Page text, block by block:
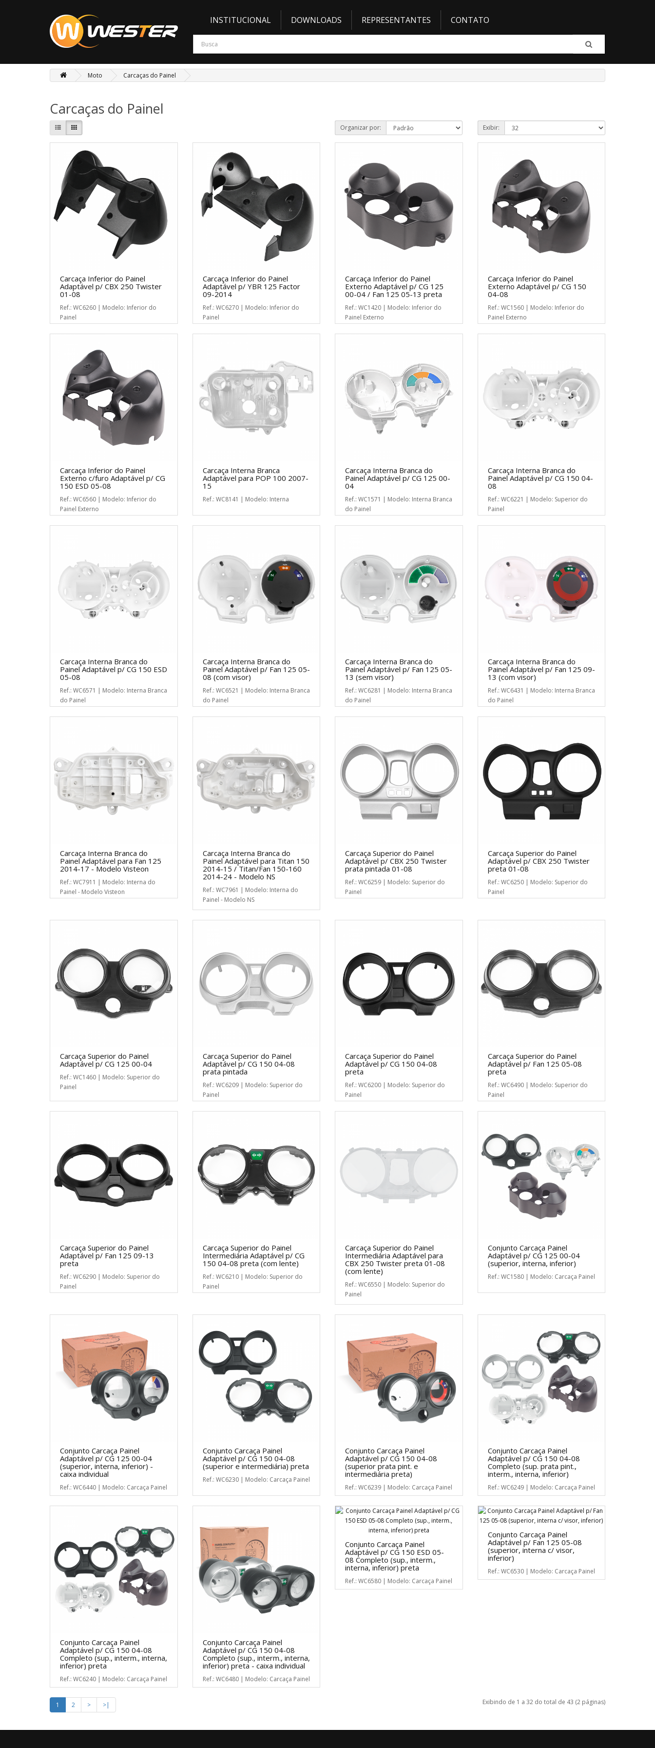
INSTITUCIONAL DOWNLOADS REPRESENTANTES CONTATO
Moto Carcaças do Painel
Carcaças do Painel
Organizar por: Exibir:
Carcaça Inferior do Painel
Adaptável p/ CBX 250 Twister
01-08
Ref.: WC6260 | Modelo: Inferior do
Painel
Carcaça Inferior do Painel
Adaptável p/ YBR 125 Factor
09-2014
Ref.: WC6270 | Modelo: Inferior do
Painel
Carcaça Inferior do Painel
Externo Adaptável p/ CG 125
00-04 / Fan 125 05-13 preta
Ref.: WC1420 | Modelo: Inferior do
Painel Externo
Carcaça Inferior do Painel
Externo Adaptável p/ CG 150
04-08
Ref.: WC1560 | Modelo: Inferior do
Painel Externo
Carcaça Inferior do Painel
Externo c/furo Adaptável p/ CG
150 ESD 05-08
Ref.: WC6560 | Modelo: Inferior do
Painel Externo
Carcaça Interna Branca
Adaptável para POP 100 2007-
15
Ref.: WC8141 | Modelo: Interna
Carcaça Interna Branca do
Painel Adaptável p/ CG 125 00-
04
Ref.: WC1571 | Modelo: Interna Branca
do Painel
Carcaça Interna Branca do
Painel Adaptável p/ CG 150 04-
08
Ref.: WC6221 | Modelo: Superior do
Painel
Carcaça Interna Branca do
Painel Adaptável p/ CG 150 ESD
05-08
Ref.: WC6571 | Modelo: Interna Branca
do Painel
Carcaça Interna Branca do
Painel Adaptável p/ Fan 125 05-
08 (com visor)
Ref.: WC6521 | Modelo: Interna Branca
do Painel
Carcaça Interna Branca do
Painel Adaptável p/ Fan 125 05-
13 (sem visor)
Ref.: WC6281 | Modelo: Interna Branca
do Painel
Carcaça Interna Branca do
Painel Adaptável p/ Fan 125 09-
13 (com visor)
Ref.: WC6431 | Modelo: Interna Branca
do Painel
Carcaça Interna Branca do
Painel Adaptável para Fan 125
2014-17 - Modelo Visteon
Ref.: WC7911 | Modelo: Interna do
Painel - Modelo Visteon
Carcaça Interna Branca do
Painel Adaptável para Titan 150
2014-15 / Titan/Fan 150-160
2014-24 - Modelo NS
Ref.: WC7961 | Modelo: Interna do
Painel - Modelo NS
Carcaça Superior do Painel
Adaptável p/ CBX 250 Twister
prata pintada 01-08
Ref.: WC6259 | Modelo: Superior do
Painel
Carcaça Superior do Painel
Adaptável p/ CBX 250 Twister
preta 01-08
Ref.: WC6250 | Modelo: Superior do
Painel
Carcaça Superior do Painel
Adaptável p/ CG 125 00-04
Ref.: WC1460 | Modelo: Superior do
Painel
Carcaça Superior do Painel
Adaptável p/ CG 150 04-08
prata pintada
Ref.: WC6209 | Modelo: Superior do
Painel
Carcaça Superior do Painel
Adaptável p/ CG 150 04-08
preta
Ref.: WC6200 | Modelo: Superior do
Painel
Carcaça Superior do Painel
Adaptável p/ Fan 125 05-08
preta
Ref.: WC6490 | Modelo: Superior do
Painel
Carcaça Superior do Painel
Adaptável p/ Fan 125 09-13
preta
Ref.: WC6290 | Modelo: Superior do
Painel
Carcaça Superior do Painel
Intermediária Adaptável p/ CG
150 04-08 preta (com lente)
Ref.: WC6210 | Modelo: Superior do
Painel
Carcaça Superior do Painel
Intermediária Adaptável para
CBX 250 Twister preta 01-08
(com lente)
Ref.: WC6550 | Modelo: Superior do
Painel
Conjunto Carcaça Painel
Adaptável p/ CG 125 00-04
(superior, interna, inferior)
Ref.: WC1580 | Modelo: Carcaça Painel
Conjunto Carcaça Painel
Adaptável p/ CG 125 00-04
(superior, interna, inferior) -
caixa individual
Ref.: WC6440 | Modelo: Carcaça Painel
Conjunto Carcaça Painel
Adaptável p/ CG 150 04-08
(superior e intermediária) preta
Ref.: WC6230 | Modelo: Carcaça Painel
Conjunto Carcaça Painel
Adaptável p/ CG 150 04-08
(superior prata pint. e
intermediária preta)
Ref.: WC6239 | Modelo: Carcaça Painel
Conjunto Carcaça Painel
Adaptável p/ CG 150 04-08
Completo (sup. prata pint.,
interm., interna, inferior)
Ref.: WC6249 | Modelo: Carcaça Painel
Conjunto Carcaça Painel
Adaptável p/ CG 150 04-08
Completo (sup., interm., interna,
inferior) preta
Ref.: WC6240 | Modelo: Carcaça Painel
Conjunto Carcaça Painel
Adaptável p/ CG 150 04-08
Completo (sup., interm., interna,
inferior) preta - caixa individual
Ref.: WC6480 | Modelo: Carcaça Painel
Conjunto Carcaça Painel
Adaptável p/ CG 150 ESD 05-
08 Completo (sup., interm.,
interna, inferior) preta
Ref.: WC6580 | Modelo: Carcaça Painel
Conjunto Carcaça Painel
Adaptável p/ Fan 125 05-08
(superior, interna c/ visor,
inferior)
Ref.: WC6530 | Modelo: Carcaça Painel
1 2 > >| Exibindo de 1 a 32 do total de 43 (2 páginas)